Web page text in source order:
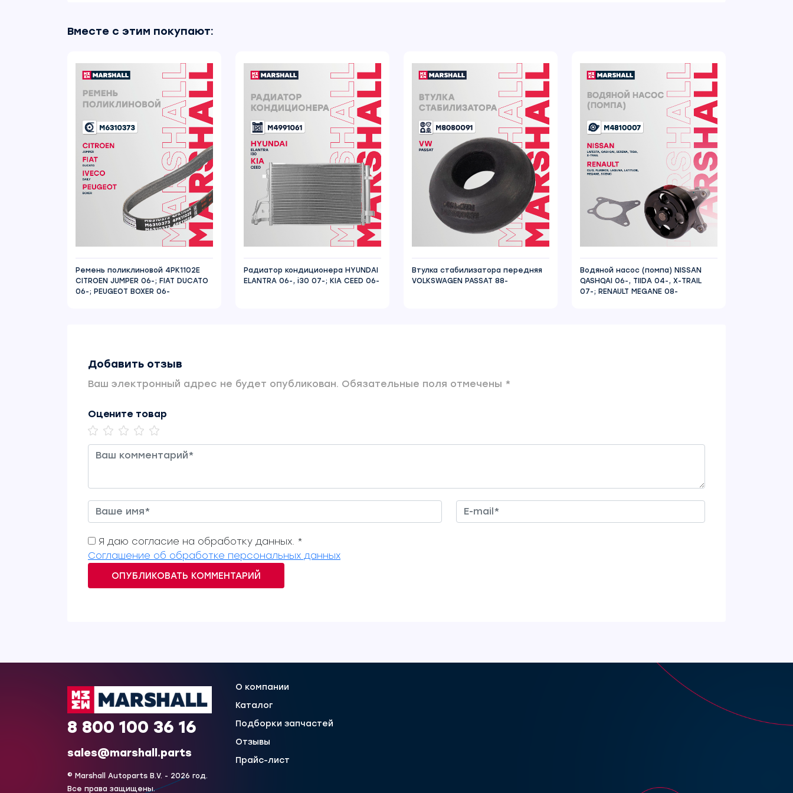
Вместе с этим покупают:
Ремень поликлиновой 4PK1102E
CITROEN JUMPER 06-; FIAT DUCATO
06-; PEUGEOT BOXER 06-
Радиатор кондиционера HYUNDAI
ELANTRA 06-, i30 07-; KIA CEED 06-
Втулка стабилизатора передняя
VOLKSWAGEN PASSAT 88-
Водяной насос (помпа) NISSAN
QASHQAI 06-, TIIDA 04-, X-TRAIL
07-; RENAULT MEGANE 08-
Добавить отзыв
Ваш электронный адрес не будет опубликован. Обязательные поля отмечены *
Оцените товар
Я даю согласие на обработку данных. *
Соглашение об обработке персональных данных
ОПУБЛИКОВАТЬ КОММЕНТАРИЙ
8 800 100 36 16
sales@marshall.parts
© Marshall Autoparts B.V. - 2026 год.
Все права защищены.
О компании
Каталог
Подборки запчастей
Отзывы
Прайс-лист